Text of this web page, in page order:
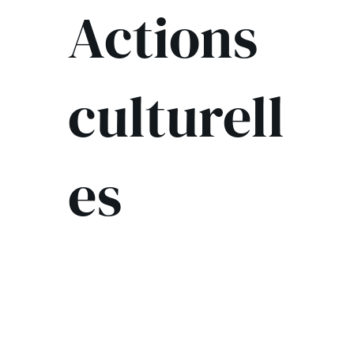
Actions
culturell
es